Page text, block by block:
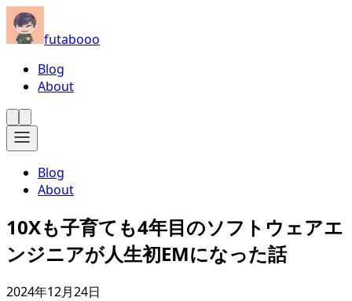
futabooo
Blog
About
Blog
About
10Xも子育ても4年目のソフトウェアエ
ンジニアが人生初EMになった話
2024年12月24日